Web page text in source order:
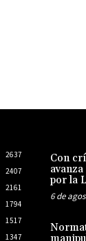
2637
2407
2161
1794
1517
1347
Con
por la
6 de